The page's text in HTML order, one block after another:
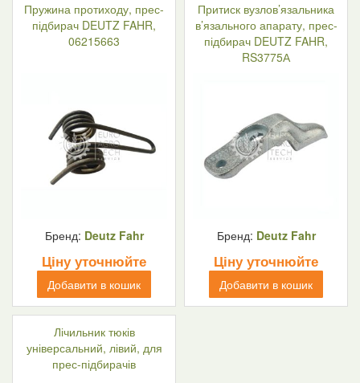
Пружина протиходу, прес-
підбирач DEUTZ FAHR,
06215663
Бренд: Deutz Fahr
Ціну уточнюйте
Добавити в кошик
Притиск вузлов’язальника
в’язального апарату, прес-
підбирач DEUTZ FAHR,
RS3775А
Бренд: Deutz Fahr
Ціну уточнюйте
Добавити в кошик
Лічильник тюків
універсальний, лівий, для
прес-підбирачів